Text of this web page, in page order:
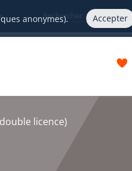
anonymes). Accepter
licence)